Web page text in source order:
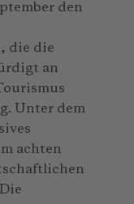
den
die die
an
Unter dem
achten